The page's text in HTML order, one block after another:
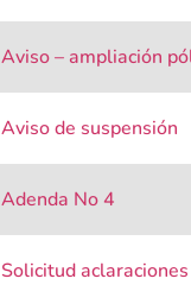
Aviso – ampliación
Aviso de suspensión
Adenda No 4
Solicitud aclaraciones